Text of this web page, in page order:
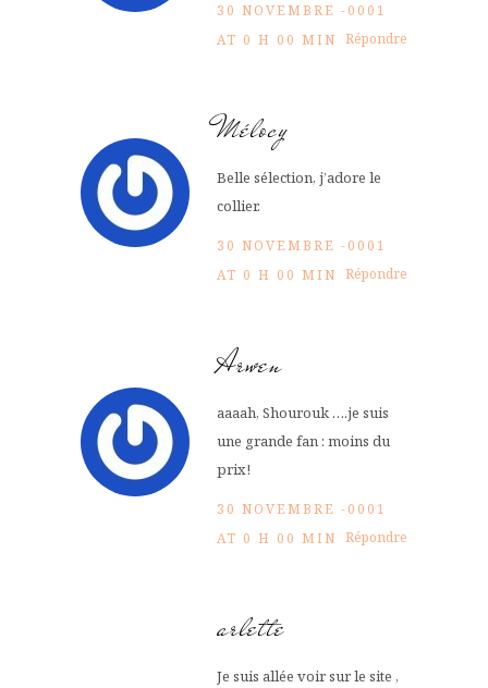
30 NOVEMBRE -0001
AT 0 H 00 MIN Répondre
Mélocy
Belle sélection, j’adore le
collier.
30 NOVEMBRE -0001
AT 0 H 00 MIN Répondre
Arwen
aaaah, Shourouk ….je suis
une grande fan : moins du
prix!
30 NOVEMBRE -0001
AT 0 H 00 MIN Répondre
arlette
Je suis allée voir sur le site ,